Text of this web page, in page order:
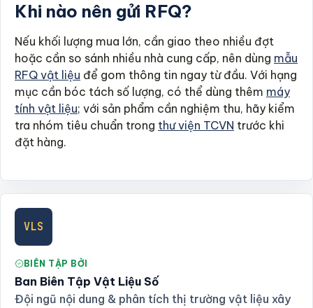
Khi nào nên gửi RFQ?
Nếu khối lượng mua lớn, cần giao theo nhiều đợt
hoặc cần so sánh nhiều nhà cung cấp, nên dùng mẫu
RFQ vật liệu để gom thông tin ngay từ đầu. Với hạng
mục cần bóc tách số lượng, có thể dùng thêm máy
tính vật liệu; với sản phẩm cần nghiệm thu, hãy kiểm
tra nhóm tiêu chuẩn trong thư viện TCVN trước khi
đặt hàng.
VLS
BIÊN TẬP BỞI
Ban Biên Tập Vật Liệu Số
Đội ngũ nội dung & phân tích thị trường vật liệu xây